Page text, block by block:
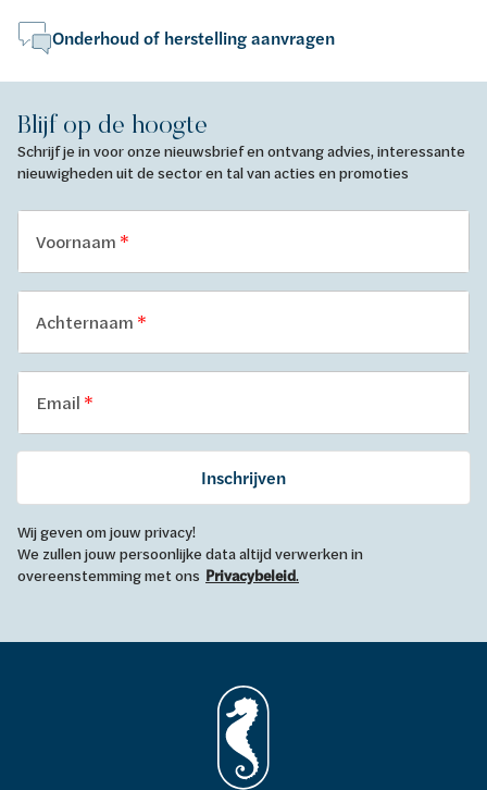
Onderhoud of herstelling aanvragen
Blijf op de hoogte
Schrijf je in voor onze nieuwsbrief en ontvang advies, interessante
nieuwigheden uit de sector en tal van acties en promoties
Voornaam
Achternaam
Email
Inschrijven
Wij geven om jouw privacy!
We zullen jouw persoonlijke data altijd verwerken in
overeenstemming met ons Privacybeleid.